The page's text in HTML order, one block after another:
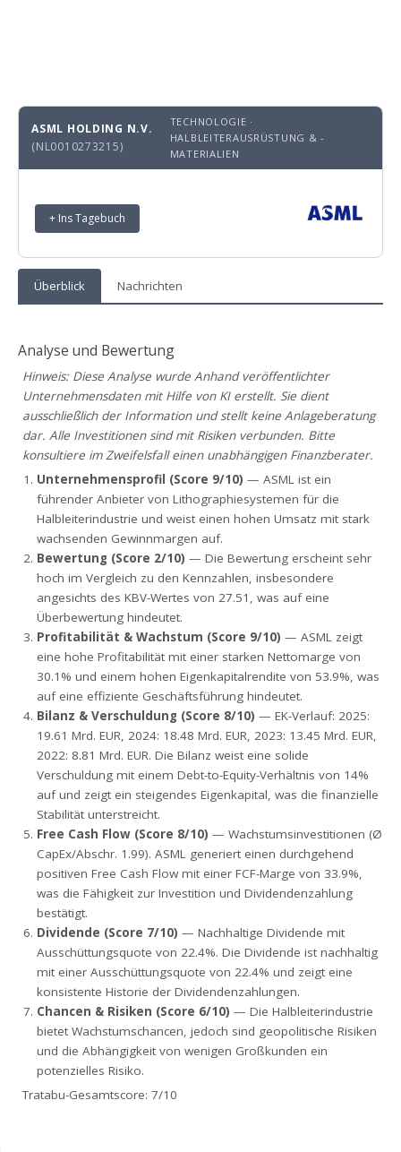
ASML HOLDING N.V.
(NL0010273215)
TECHNOLOGIE ·
HALBLEITERAUSRÜSTUNG & -
MATERIALIEN
+ Ins Tagebuch
Überblick Nachrichten
Analyse und Bewertung
Hinweis: Diese Analyse wurde Anhand veröffentlichter
Unternehmensdaten mit Hilfe von KI erstellt. Sie dient
ausschließlich der Information und stellt keine Anlageberatung
dar. Alle Investitionen sind mit Risiken verbunden. Bitte
konsultiere im Zweifelsfall einen unabhängigen Finanzberater.
Unternehmensprofil (Score 9/10) — ASML ist ein
führender Anbieter von Lithographiesystemen für die
Halbleiterindustrie und weist einen hohen Umsatz mit stark
wachsenden Gewinnmargen auf.
Bewertung (Score 2/10) — Die Bewertung erscheint sehr
hoch im Vergleich zu den Kennzahlen, insbesondere
angesichts des KBV-Wertes von 27.51, was auf eine
Überbewertung hindeutet.
Profitabilität & Wachstum (Score 9/10) — ASML zeigt
eine hohe Profitabilität mit einer starken Nettomarge von
30.1% und einem hohen Eigenkapitalrendite von 53.9%, was
auf eine effiziente Geschäftsführung hindeutet.
Bilanz & Verschuldung (Score 8/10) — EK-Verlauf: 2025:
19.61 Mrd. EUR, 2024: 18.48 Mrd. EUR, 2023: 13.45 Mrd. EUR,
2022: 8.81 Mrd. EUR. Die Bilanz weist eine solide
Verschuldung mit einem Debt-to-Equity-Verhältnis von 14%
auf und zeigt ein steigendes Eigenkapital, was die finanzielle
Stabilität unterstreicht.
Free Cash Flow (Score 8/10) — Wachstumsinvestitionen (Ø
CapEx/Abschr. 1.99). ASML generiert einen durchgehend
positiven Free Cash Flow mit einer FCF-Marge von 33.9%,
was die Fähigkeit zur Investition und Dividendenzahlung
bestätigt.
Dividende (Score 7/10) — Nachhaltige Dividende mit
Ausschüttungsquote von 22.4%. Die Dividende ist nachhaltig
mit einer Ausschüttungsquote von 22.4% und zeigt eine
konsistente Historie der Dividendenzahlungen.
Chancen & Risiken (Score 6/10) — Die Halbleiterindustrie
bietet Wachstumschancen, jedoch sind geopolitische Risiken
und die Abhängigkeit von wenigen Großkunden ein
potenzielles Risiko.
Tratabu-Gesamtscore: 7/10